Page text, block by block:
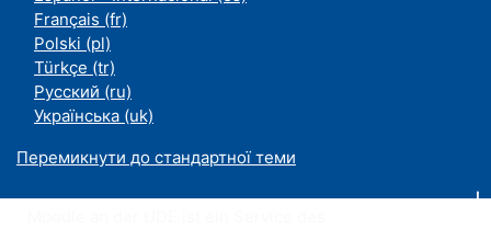
Français ‎(fr)‎
Polski ‎(pl)‎
Türkçe ‎(tr)‎
Русский ‎(ru)‎
Українська ‎(uk)‎
Перемикнути до стандартної теми